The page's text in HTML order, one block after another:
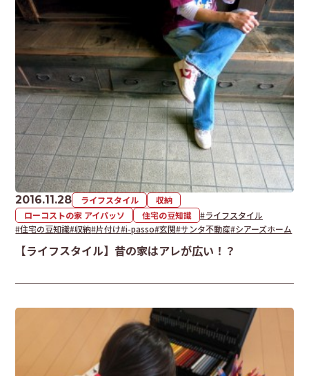
2016.11.28 ライフスタイル
収納
ローコストの家 アイパッソ
住宅の豆知識
#ライフスタイル
#住宅の豆知識#収納#片付け#i-passo#玄関#サンタ不動産#シアーズホーム
【ライフスタイル】昔の家はアレが広い！？